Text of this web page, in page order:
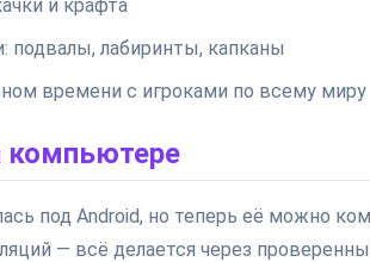
и крафта
лабиринты, капканы
времени с игроками по всему миру
компьютере
под Android, но теперь её можно
— всё делается через